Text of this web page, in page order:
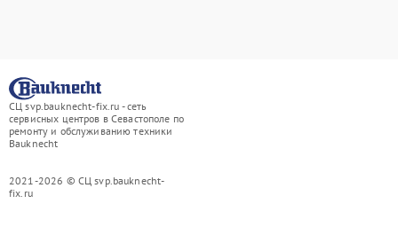
СЦ svp.bauknecht-fix.ru - сеть
сервисных центров в Севастополе по
ремонту и обслуживанию техники
Bauknecht
2021-2026 © СЦ svp.bauknecht-
fix.ru